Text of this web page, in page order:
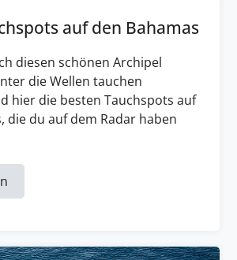
auf den Bahamas
diesen schönen Archipel
die Wellen tauchen
hier die besten Tauchspots auf
die du auf dem Radar haben